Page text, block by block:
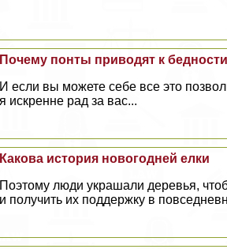
Почему понты приводят к бедности
И если вы можете себе все это
я искренне рад за вас...
Какова история новогодней елки
Поэтому люди украшали деревья,
и получить их поддержку в